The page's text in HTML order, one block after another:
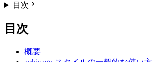
目次
目次
概要